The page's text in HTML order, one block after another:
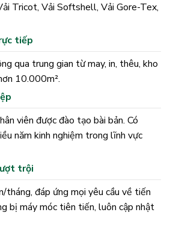
Tricot, Vải Softshell, Vải Gore-Tex,
tiếp
qua trung gian từ may, in, thêu, kho
10.000m².
viên được đào tạo bài bản. Có
năm kinh nghiệm trong lĩnh vực
trội
tháng, đáp ứng mọi yêu cầu về tiến
bị máy móc tiên tiến, luôn cập nhật